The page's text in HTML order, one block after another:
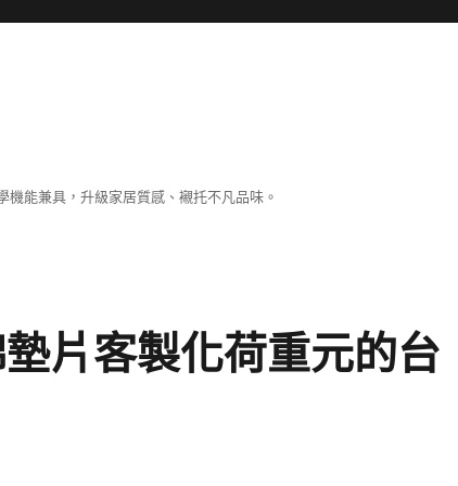
能兼具，升級家居質感、襯托不凡品味。
片客製化荷重元的台